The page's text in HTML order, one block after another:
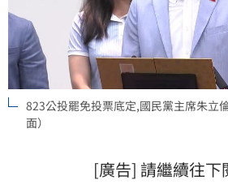
823公投罷免投票底定,國民黨主席朱立
面）
[廣告] 請繼續往